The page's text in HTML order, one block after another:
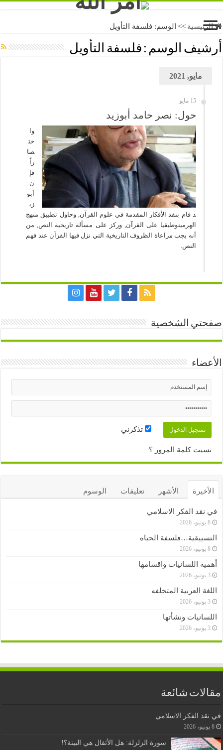
الرئيسية >> الوسم: فلسفة التأويل
أرشيف الوسم : فلسفة التأويل
مايو, 2021
15 مايو
حول: نصر حامد أبوزيد
وا
خت
صا
راً
فإ
ن
أبو
زي
د قام بنقد الأفكار المقدمة في علوم القرآن, وحاول تطبيق منهج
الهرمينوطيقيا على القرآن, وركز على مسألة تاريخية النص, من
أنه يجب مراعاة الظروف التاريخية التي نزل فيها القرآن عند فهم
النص.
صفحتي الشخصية
الأعضاء
تذكرني
نسيت كلمة المرور ؟
الأخيرة الأشهر تعليقات الوسوم
في نقد الفكر الاسلامي
8 يونيو، 2026
التسييقية…فلسفة الحياه
8 يونيو، 2026
أهمية اللسانيات واقسامها
3 يونيو، 2026
اللغة العربية المتخلفه
3 يونيو، 2026
اللسانيات ونشأتها
3 يونيو، 2026
مقالات شائعة
في نقد الفكر الاسلامي
8 يونيو، 2026
سورة الزلزلة: هل الأثقال هي البينة؟!